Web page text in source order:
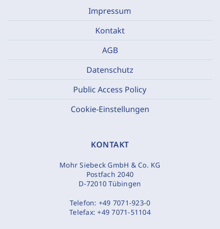
Impressum
Kontakt
AGB
Datenschutz
Public Access Policy
Cookie-Einstellungen
KONTAKT
Mohr Siebeck GmbH & Co. KG
Postfach 2040
D-72010 Tübingen
Telefon: +49 7071-923-0
Telefax:+49 7071-51104